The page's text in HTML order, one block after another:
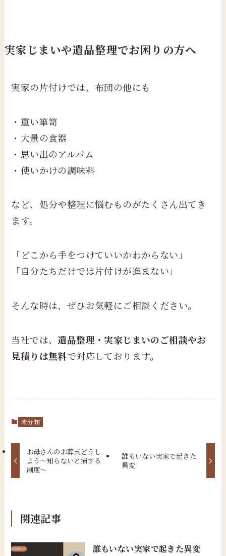
実家じまいや遺品整理でお困りの方へ
実家の片付けでは、布団の他にも
・重い箪笥
・大量の食器
・思い出のアルバム
・使いかけの調味料
など、処分や整理に悩むものがたくさん出てき
ます。
「どこから手をつけていいかわからない」
「自分たちだけでは片付けが進まない」
そんな時は、ぜひお気軽にご相談ください。
当社では、 遺品整理・実家じまいのご相談やお
見積りは無料で対応しております。
未分類
お母さんのお葬式どうし
よう〜知らないと損する
制度〜
誰もいない実家で起きた
異変
関連記事
誰もいない実家で起きた異変